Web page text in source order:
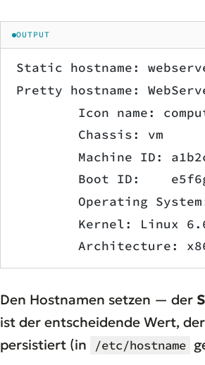
OUTPUT
Static hostname:
Pretty hostname:
Icon name:
        Chassis: vm
Machine ID:
Boot ID:
Operating
Kernel: Linux
Architecture:
Den Hostnamen setzen — der
ist der entscheidende Wert,
persistiert (in
/etc/hostname